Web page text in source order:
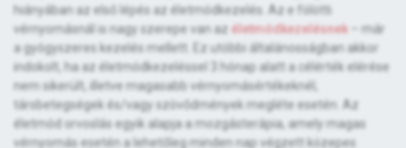
hiányában az első lépés az életmódkezelés. Az e fölötti
vérnyomásnál is nagy szerepe van az életmódkezelésnek – már
a gyógyszeres kezelés mellett. Ez utóbbi általánosságban akkor
indokolt, ha az életmódkezeléssel 3 hónap alatt a célérték elérése
nem sikerült, illetve magasabb vérnyomásértékeknél,
társbetegségek és/vagy szövődmények megléte esetén. Az
életmód orvoslás egyik alapja a mozgásterápia, amely magas
vérnyomás esetén a lehetőleg minden nap végzett közepes